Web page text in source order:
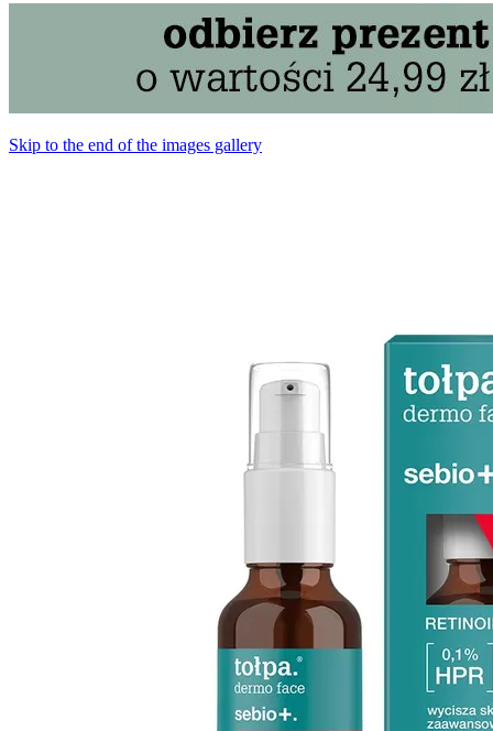
Skip to the end of the images gallery